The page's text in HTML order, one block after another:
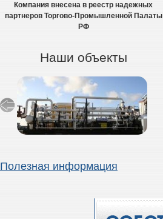
Компания внесена в реестр надежных
партнеров Торгово-Промышленной Палаты
РФ
Наши объекты
Полезная информация